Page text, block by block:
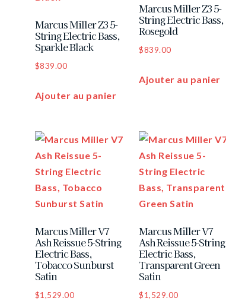
Marcus Miller Z3 5-
String Electric Bass,
Sparkle Black
$839.00
Ajouter au panier
Marcus Miller Z3 5-
String Electric Bass,
Rosegold
$839.00
Ajouter au panier
Marcus Miller V7
Ash Reissue 5-String
Electric Bass,
Tobacco Sunburst
Satin
$1,529.00
Marcus Miller V7
Ash Reissue 5-String
Electric Bass,
Transparent Green
Satin
$1,529.00